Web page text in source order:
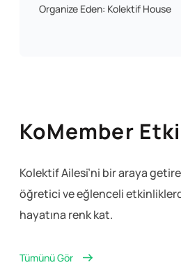
Organize Eden: Kolektif House
KoMember
Kolektif Ailesi’ni bir araya
öğretici ve eğlenceli
hayatına renk kat.
Tümünü Gör